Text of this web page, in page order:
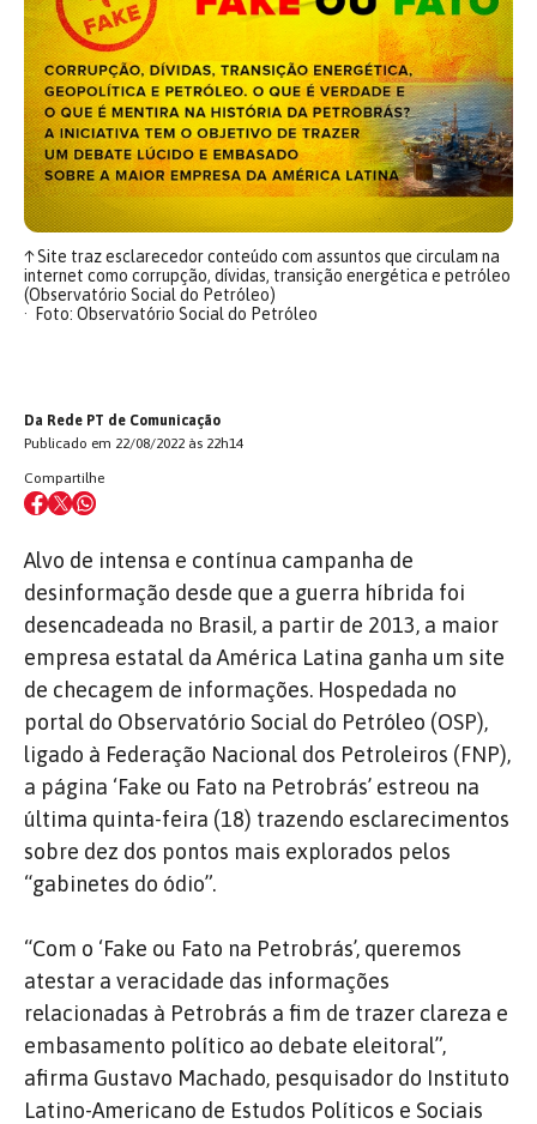
↑Site traz esclarecedor conteúdo com assuntos que circulam na
internet como corrupção, dívidas, transição energética e petróleo
(Observatório Social do Petróleo)
Foto: Observatório Social do Petróleo
Da Rede PT de Comunicação
Publicado em 22/08/2022 às 22h14
Compartilhe
Alvo de intensa e contínua campanha de
desinformação desde que a guerra híbrida foi
desencadeada no Brasil, a partir de 2013, a maior
empresa estatal da América Latina ganha um site
de checagem de informações. Hospedada no
portal do Observatório Social do Petróleo (OSP),
ligado à Federação Nacional dos Petroleiros (FNP),
a página ‘Fake ou Fato na Petrobrás’ estreou na
última quinta-feira (18) trazendo esclarecimentos
sobre dez dos pontos mais explorados pelos
“gabinetes do ódio”.
“Com o ‘Fake ou Fato na Petrobrás’, queremos
atestar a veracidade das informações
relacionadas à Petrobrás a fim de trazer clareza e
embasamento político ao debate eleitoral”,
afirma Gustavo Machado, pesquisador do Instituto
Latino-Americano de Estudos Políticos e Sociais